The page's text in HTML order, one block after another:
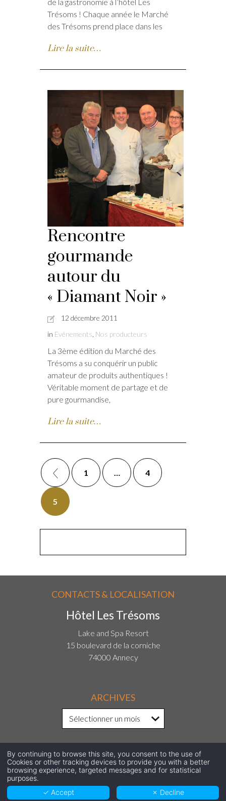
de la gastronomie à l’hôtel Les
Trésoms ! Chaque année le Marché
des Trésoms prend place dans les
Lire la suite…
Rencontre
gourmande
autour du
« Diamant Noir »
12 décembre 2011
in Evénements, Nos producteurs
La 3ème édition du Marché des
Trésoms a su conquérir un public
amateur de produits authentiques !
Véritable moment de partage et de
pure gourmandise,
Lire la suite…
1 … 4
5
CONTACTS & LOCALISATION
Hôtel Les Trésoms
Lake and Spa Resort
15 boulevard de la corniche
74000 Annecy
ARCHIVES
SUIVEZ-NOUS SUR LES RÉSEAUX
FacebookInstagram
LinkedIn
By continuing to browse this site, you consent to the use of
Cookies or other tracking devices to provide you with a better
browsing experience, targeted messages and for statistical
purposes.
✓ Accept
✗ Decline